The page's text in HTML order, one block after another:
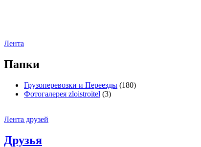
Лента
Папки
Грузоперевозки и Переезды (180)
Фотогалерея zloistroitel (3)
Лента друзей
Друзья